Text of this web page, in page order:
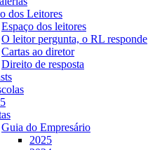
dos Leitores
Espaço dos leitores
O leitor pergunta, o RL responde
Cartas ao diretor
Direito de resposta
Guia do Empresário
2025